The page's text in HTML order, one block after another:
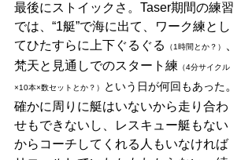
最後にストイックさ。Taser期間の練習
では、“1艇”で海に出て、ワーク練とし
てひたすらに上下ぐるぐる
（1時間とか？）
梵天と見通しでのスタート練 （4分サイクル
×10本×数セットとか？） という日が何回もあった。
確かに周りに艇はいないから走り合わ
せもできないし、レスキュー艇もない
からコーチしてくれる人もいなければ